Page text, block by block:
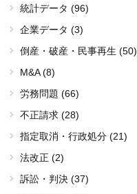
統計データ (96)
企業データ (3)
倒産・破産・民事再生 (50)
M&A (8)
労務問題 (66)
不正請求 (28)
指定取消・行政処分 (21)
法改正 (2)
訴訟・判決 (37)